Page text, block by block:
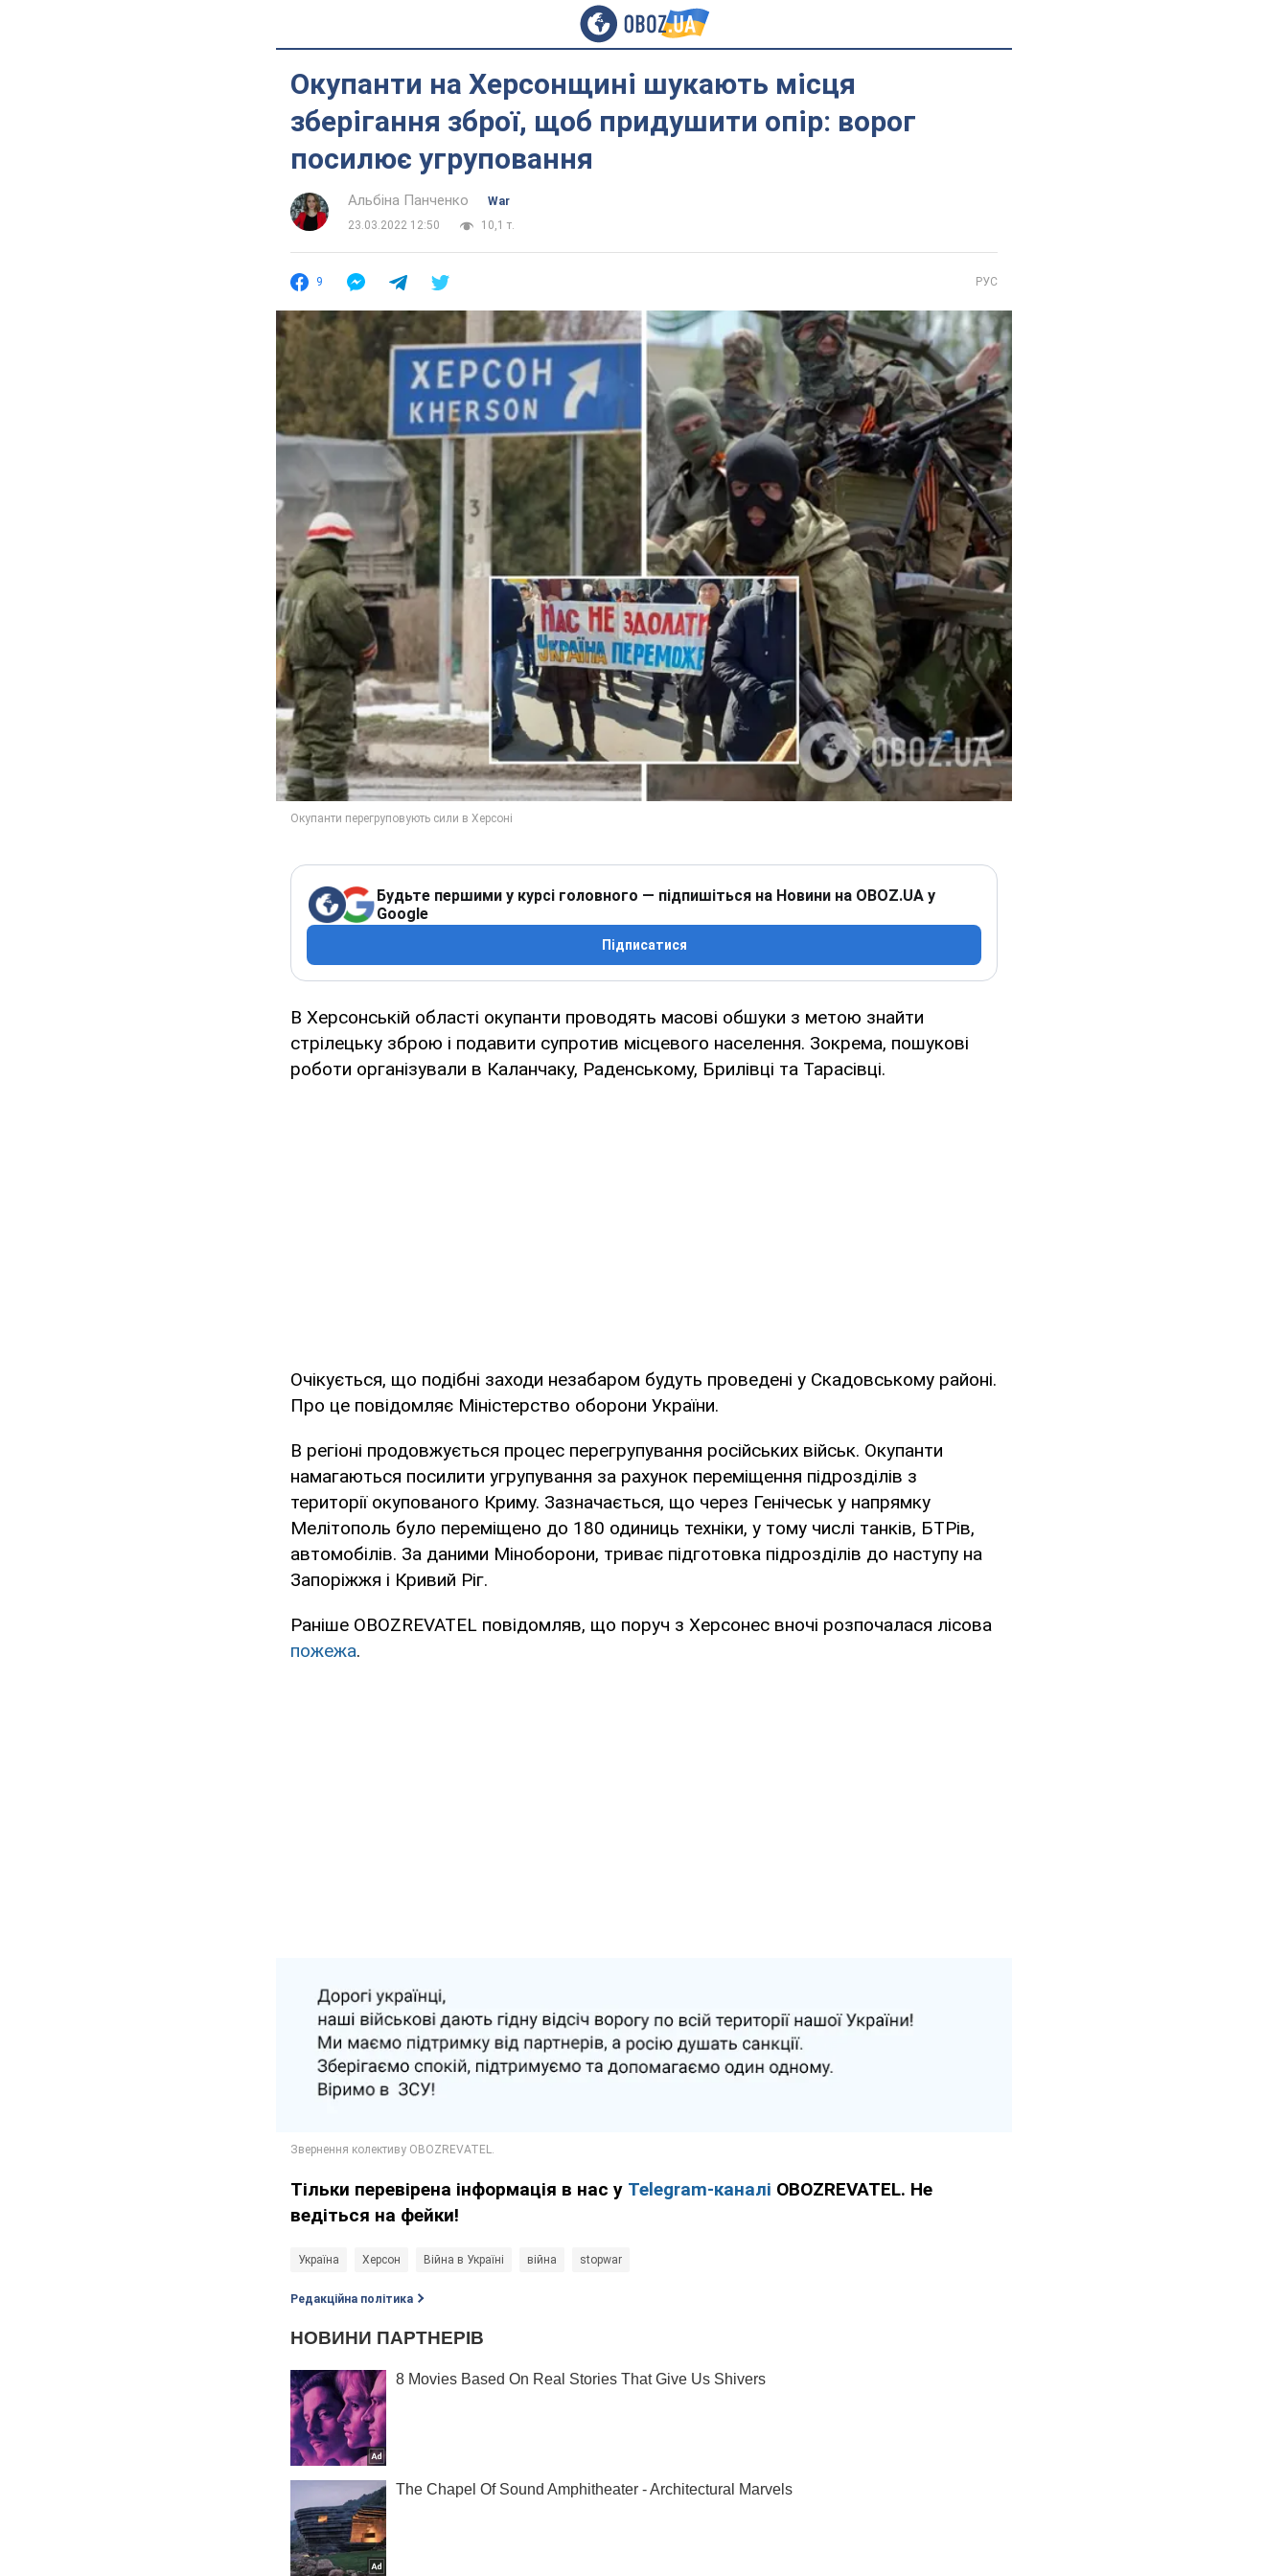
Окупанти на Херсонщині шукають місця
зберігання зброї, щоб придушити опір: ворог
посилює угруповання
Альбіна Панченко
War
23.03.2022 12:50
10,1 т.
9 РУС
Будьте першими у курсі головного — підпишіться на Новини на OBOZ.UA у
Google
Підписатися
В Херсонській області окупанти проводять масові обшуки з метою знайти
стрілецьку зброю і подавити супротив місцевого населення. Зокрема, пошукові
роботи організували в Каланчаку, Раденському, Брилівці та Тарасівці.
Очікується, що подібні заходи незабаром будуть проведені у Скадовському районі.
Про це повідомляє Міністерство оборони України.
В регіоні продовжується процес перегрупування російських військ. Окупанти
намагаються посилити угрупування за рахунок переміщення підрозділів з
території окупованого Криму. Зазначається, що через Генічеськ у напрямку
Мелітополь було переміщено до 180 одиниць техніки, у тому числі танків, БТРів,
автомобілів. За даними Міноборони, триває підготовка підрозділів до наступу на
Запоріжжя і Кривий Ріг.
Раніше OBOZREVATEL повідомляв, що поруч з Херсонес вночі розпочалася лісова
пожежа.
Тільки перевірена інформація в нас у Telegram-каналі OBOZREVATEL. Не
ведіться на фейки!
Україна Херсон Війна в Україні війна stopwar
Редакційна політика